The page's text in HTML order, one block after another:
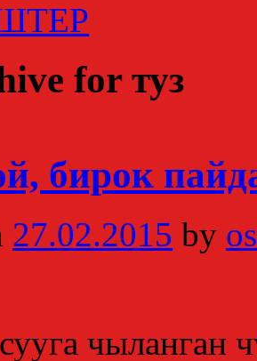
for туз
бирок
27.02.2015 by
чыланган